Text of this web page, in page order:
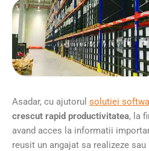
Asadar, cu ajutorul solutiei
crescut rapid productivitatea, la
avand acces la informatii
reusit un angajat sa realizeze